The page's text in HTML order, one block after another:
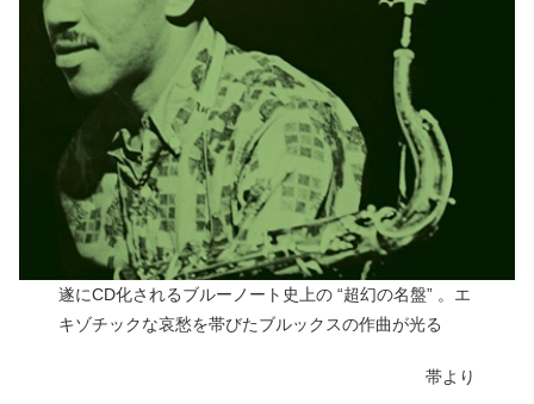
遂にCD化されるブルーノート史上の “超幻の名盤” 。エ
キゾチックな哀愁を帯びたブルックスの作曲が光る
帯より